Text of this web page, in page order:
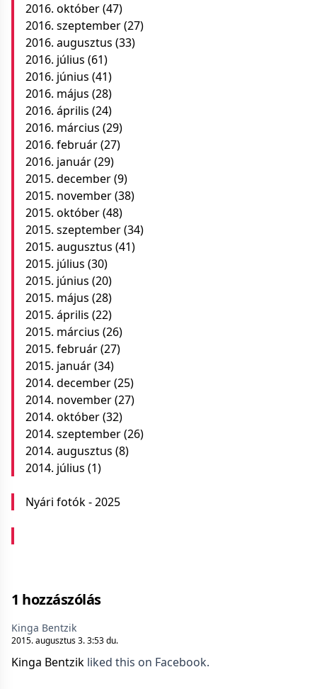
2016. október(47)
2016. szeptember(27)
2016. augusztus (33)
2016. július (61)
2016. június (41)
2016. május (28)
2016. április (24)
2016. március (29)
2016. február(27)
2016. január(29)
2015. december(9)
2015. november(38)
2015. október(48)
2015. szeptember(34)
2015. augusztus (41)
2015. július (30)
2015. június (20)
2015. május (28)
2015. április (22)
2015. március (26)
2015. február(27)
2015. január(34)
2014. december(25)
2014. november(27)
2014. október(32)
2014. szeptember(26)
2014. augusztus (8)
2014. július (1)
Nyári fotók - 2025
1 hozzászólás
Kinga Bentzik
2015. augusztus 3. 3:53 du.
Kinga Bentzik liked this on Facebook.